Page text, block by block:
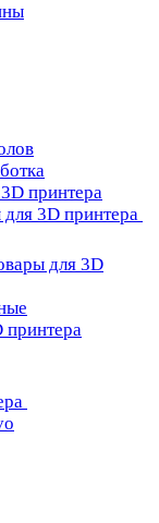
принтера
3D принтера
для 3D
принтера